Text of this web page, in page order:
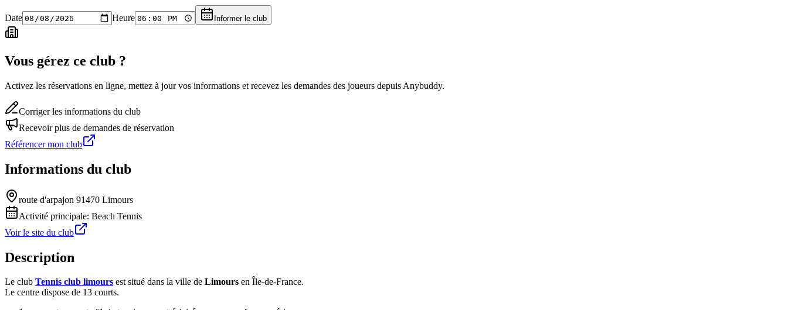
Date Heure Informer le club
Vous gérez ce club ?
Activez les réservations en ligne, mettez à jour vos informations et recevez les demandes des joueurs depuis Anybuddy.
Corriger les informations du club
Recevoir plus de demandes de réservation
Référencer mon club
Informations du club
route d'arpajon 91470 Limours
Activité principale: Beach Tennis
Voir le site du club
Description
Le club Tennis club limours est situé dans la ville de Limours en Île-de-France.
Le centre dispose de 13 courts.